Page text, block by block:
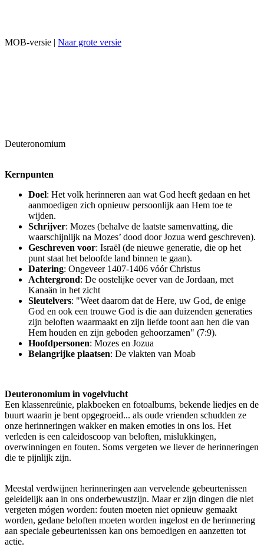
MOB-versie | Naar grote versie
Deuteronomium
Kernpunten
Doel: Het volk herinneren aan wat God heeft gedaan en het
aanmoedigen zich opnieuw persoonlijk aan Hem toe te
wijden.
Schrijver: Mozes (behalve de laatste samenvatting, die
waarschijnlijk na Mozes’ dood door Jozua werd geschreven).
Geschreven voor: Israël (de nieuwe generatie, die op het
punt staat het beloofde land binnen te gaan).
Datering: Ongeveer 1407-1406 vóór Christus
Achtergrond: De oostelijke oever van de Jordaan, met
Kanaän in het zicht
Sleutelvers: "Weet daarom dat de Here, uw God, de enige
God en ook een trouwe God is die aan duizenden generaties
zijn beloften waarmaakt en zijn liefde toont aan hen die van
Hem houden en zijn geboden gehoorzamen" (7:9).
Hoofdpersonen: Mozes en Jozua
Belangrijke plaatsen: De vlakten van Moab
Deuteronomium in vogelvlucht
Een klassenreünie, plakboeken en fotoalbums, bekende liedjes en de
buurt waarin je bent opgegroeid... als oude vrienden schudden ze
onze herinneringen wakker en maken emoties in ons los. Het
verleden is een caleidoscoop van beloften, mislukkingen,
overwinningen en fouten. Soms vergeten we liever de herinneringen
die te pijnlijk zijn.
Meestal verdwijnen herinneringen aan vervelende gebeurtenissen
geleidelijk aan in ons onderbewustzijn. Maar er zijn dingen die niet
vergeten mógen worden: fouten moeten niet opnieuw gemaakt
worden, gedane beloften moeten worden ingelost en de herinnering
aan speciale gebeurtenissen kan ons bemoedigen en aanzetten tot
actie.